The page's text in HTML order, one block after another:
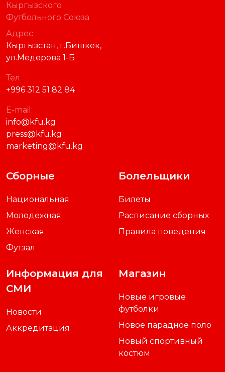
Кыргызского
Футбольного Союза
Адрес
Кыргызстан, г.Бишкек,
ул.Медерова 1-Б
Тел
+996 312 51 82 84
E-mail:
info@kfu.kg
press@kfu.kg
marketing@kfu.kg
Сборные
Национальная
Молодежная
Женская
Футзал
Болельщики
Билеты
Расписание сборных
Правила поведения
Информация для
СМИ
Новости
Аккредитация
Магазин
Новые игровые
футболки
Новое парадное поло
Новый спортивный
костюм